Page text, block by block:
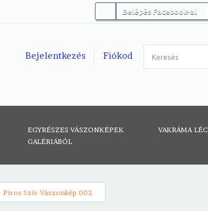
Belépés Facebook-al
Fiókod
Bejelentkezés
EGYRÉSZES VÁSZONKÉPEK
GALÉRIÁBÓL
VAKRÁMA
Piros Szív Vászonkép 002